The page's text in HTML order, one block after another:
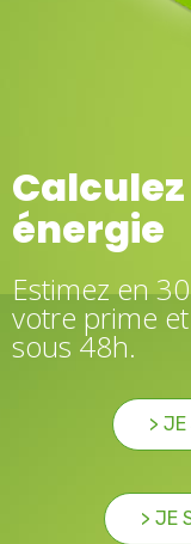
énergie
Estimez en
votre prime
sous 48h.
> JE
> JE